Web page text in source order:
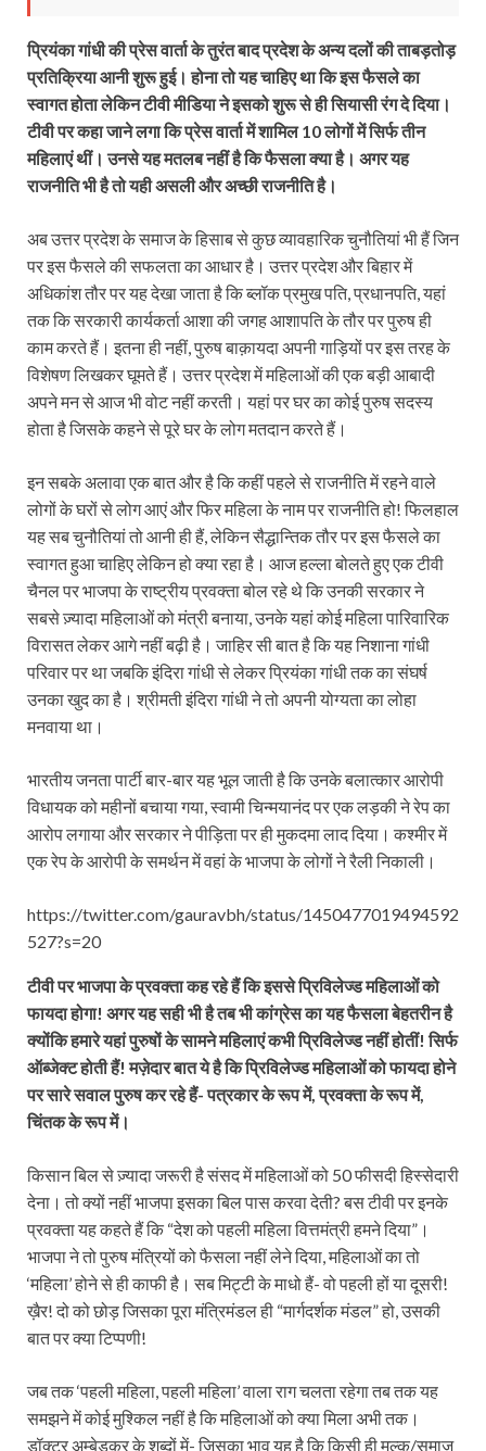
प्रियंका गांधी की प्रेस वार्ता के तुरंत बाद प्रदेश के अन्य दलों की ताबड़तोड़
प्रतिक्रिया आनी शुरू हुई। होना तो यह चाहिए था कि इस फैसले का
स्वागत होता लेकिन टीवी मीडिया ने इसको शुरू से ही सियासी रंग दे दिया।
टीवी पर कहा जाने लगा कि प्रेस वार्ता में शामिल 10 लोगों में सिर्फ तीन
महिलाएं थीं। उनसे यह मतलब नहीं है कि फैसला क्या है। अगर यह
राजनीति भी है तो यही असली और अच्छी राजनीति है।
अब उत्तर प्रदेश के समाज के हिसाब से कुछ व्यावहारिक चुनौतियां भी हैं जिन
पर इस फैसले की सफलता का आधार है। उत्तर प्रदेश और बिहार में
अधिकांश तौर पर यह देखा जाता है कि ब्लॉक प्रमुख पति, प्रधानपति, यहां
तक कि सरकारी कार्यकर्ता आशा की जगह आशापति के तौर पर पुरुष ही
काम करते हैं। इतना ही नहीं, पुरुष बाक़ायदा अपनी गाड़ियों पर इस तरह के
विशेषण लिखकर घूमते हैं। उत्तर प्रदेश में महिलाओं की एक बड़ी आबादी
अपने मन से आज भी वोट नहीं करती। यहां पर घर का कोई पुरुष सदस्य
होता है जिसके कहने से पूरे घर के लोग मतदान करते हैं।
इन सबके अलावा एक बात और है कि कहीं पहले से राजनीति में रहने वाले
लोगों के घरों से लोग आएं और फिर महिला के नाम पर राजनीति हो! फिलहाल
यह सब चुनौतियां तो आनी ही हैं, लेकिन सैद्धान्तिक तौर पर इस फैसले का
स्वागत हुआ चाहिए लेकिन हो क्या रहा है। आज हल्ला बोलते हुए एक टीवी
चैनल पर भाजपा के राष्ट्रीय प्रवक्ता बोल रहे थे कि उनकी सरकार ने
सबसे ज़्यादा महिलाओं को मंत्री बनाया, उनके यहां कोई महिला पारिवारिक
विरासत लेकर आगे नहीं बढ़ी है। जाहिर सी बात है कि यह निशाना गांधी
परिवार पर था जबकि इंदिरा गांधी से लेकर प्रियंका गांधी तक का संघर्ष
उनका खुद का है। श्रीमती इंदिरा गांधी ने तो अपनी योग्यता का लोहा
मनवाया था।
भारतीय जनता पार्टी बार-बार यह भूल जाती है कि उनके बलात्कार आरोपी
विधायक को महीनों बचाया गया, स्वामी चिन्मयानंद पर एक लड़की ने रेप का
आरोप लगाया और सरकार ने पीड़िता पर ही मुकदमा लाद दिया। कश्मीर में
एक रेप के आरोपी के समर्थन में वहां के भाजपा के लोगों ने रैली निकाली।
https://twitter.com/gauravbh/status/1450477019494592
527?s=20
टीवी पर भाजपा के प्रवक्ता कह रहे हैं कि इससे प्रिविलेज्ड महिलाओं को
फायदा होगा! अगर यह सही भी है तब भी कांग्रेस का यह फैसला बेहतरीन है
क्योंकि हमारे यहां पुरुषों के सामने महिलाएं कभी प्रिविलेज्ड नहीं होतीं! सिर्फ
ऑब्जेक्ट होती हैं! मज़ेदार बात ये है कि प्रिविलेज्ड महिलाओं को फायदा होने
पर सारे सवाल पुरुष कर रहे हैं- पत्रकार के रूप में, प्रवक्ता के रूप में,
चिंतक के रूप में।
किसान बिल से ज़्यादा जरूरी है संसद में महिलाओं को 50 फीसदी हिस्सेदारी
देना। तो क्यों नहीं भाजपा इसका बिल पास करवा देती? बस टीवी पर इनके
प्रवक्‍ता यह कहते हैं कि “देश को पहली महिला वित्तमंत्री हमने दिया”।
भाजपा ने तो पुरुष मंत्रियों को फैसला नहीं लेने दिया, महिलाओं का तो
‘महिला’ होने से ही काफी है। सब मिट्टी के माधो हैं- वो पहली हों या दूसरी!
ख़ैर! दो को छोड़ जिसका पूरा मंत्रिमंडल ही “मार्गदर्शक मंडल” हो, उसकी
बात पर क्या टिप्पणी!
जब तक ‘पहली महिला, पहली महिला’ वाला राग चलता रहेगा तब तक यह
समझने में कोई मुश्किल नहीं है कि महिलाओं को क्या मिला अभी तक।
डॉक्टर अम्बेडकर के शब्दों में- जिसका भाव यह है कि किसी ही मुल्क/समाज